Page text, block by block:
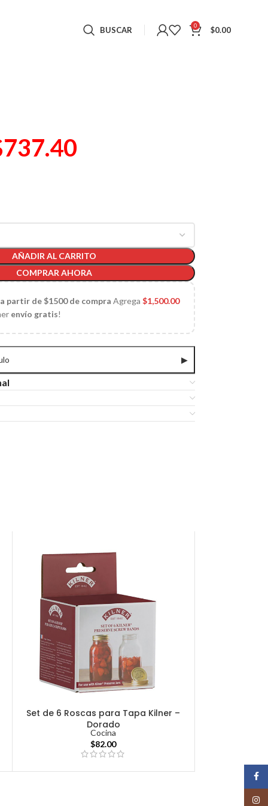
BUSCAR 0 $0.00
737.40
AÑADIR AL CARRITO
COMPRAR AHORA
partir de $1500 de compra Agrega$1,500.00
envío gratis!
▶
Set de 6 Roscas para Tapa Kilner –
Dorado
Cocina
$82.00